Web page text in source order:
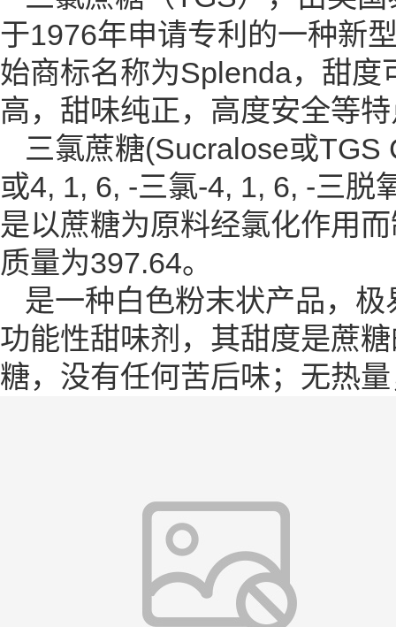
于1976年申请专利的一种新
始商标名称为Splenda，甜
高，甜味纯正，高度安全等
三氯蔗糖(Sucralose或TGS
或4, 1, 6, -三氯-4, 1, 6, -三
是以蔗糖为原料经氯化作用
质量为397.64。
是一种白色粉末状产品，极
功能性甜味剂，其甜度是蔗
糖，没有任何苦后味；无热